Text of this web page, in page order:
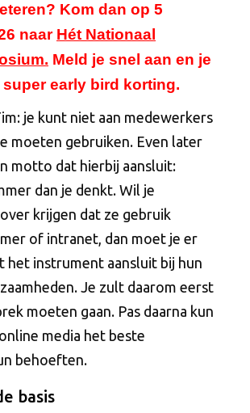
Kom dan op 5
naar Hét Nationaal
. Meld je snel aan en je
early bird korting.
je kunt niet aan medewerkers
moeten gebruiken. Even later
motto dat hierbij aansluit:
dan je denkt. Wil je
krijgen dat ze gebruik
of intranet, dan moet je er
het instrument aansluit bij hun
Je zult daarom eerst
moeten gaan. Pas daarna kun
media het beste
behoeften.
basis